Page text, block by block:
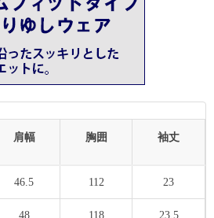
肩幅 胸囲 袖丈
46.5 112 23
48 118 23.5